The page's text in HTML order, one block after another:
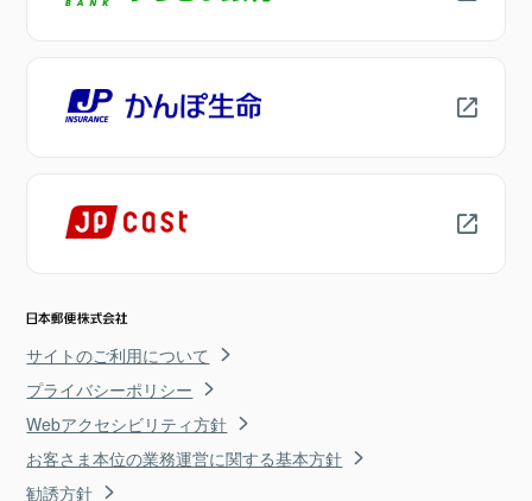
サイトのご利用について
プライバシーポリシー
Webアクセシビリティ方針
お客さま本位の業務運営に関する基本方針
勧誘方針